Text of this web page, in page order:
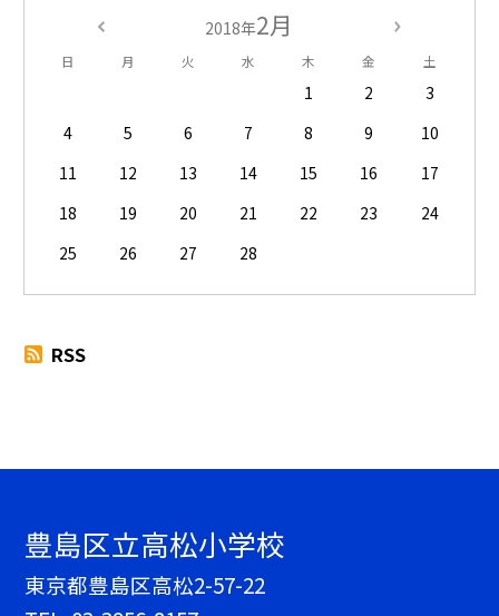
2018年2月
日 月 火 水 木 金 土
1 2
3
4
5 6 7 8 9
10
11
12 13 14 15 16
17
18
19 20 21 22 23
24
25
26 27 28
RSS
豊島区立高松小学校
東京都豊島区高松2-57-22